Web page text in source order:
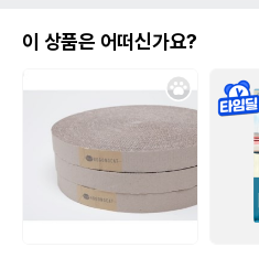
이 상품은 어떠신가요?